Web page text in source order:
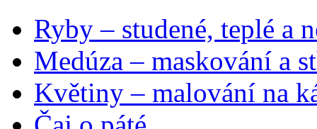
Ryby – studené, teplé a
Medúza – maskování a
Květiny – malování na